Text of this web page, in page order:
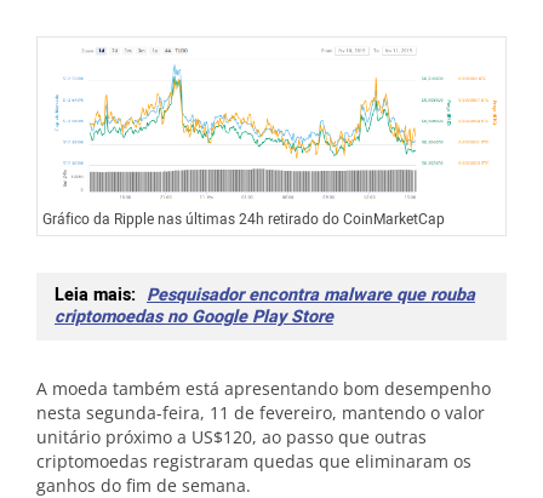
Gráfico da Ripple nas últimas 24h retirado do CoinMarketCap
Leia mais: Pesquisador encontra malware que rouba
criptomoedas no Google Play Store
A moeda também está apresentando bom desempenho
nesta segunda-feira, 11 de fevereiro, mantendo o valor
unitário próximo a US$120, ao passo que outras
criptomoedas registraram quedas que eliminaram os
ganhos do fim de semana.